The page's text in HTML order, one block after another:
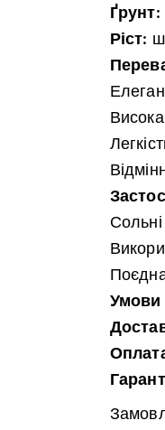
Ґрунт:
Ріст:
Умови